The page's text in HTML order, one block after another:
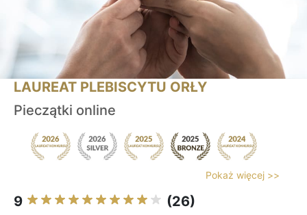
LAUREAT PLEBISCYTU ORŁY
Pieczątki online
Pokaż więcej >>
9 (26)